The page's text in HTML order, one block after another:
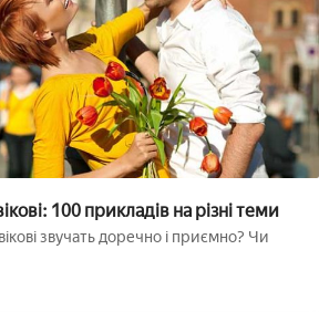
100 прикладів на різні теми
звучать доречно і приємно? Чи